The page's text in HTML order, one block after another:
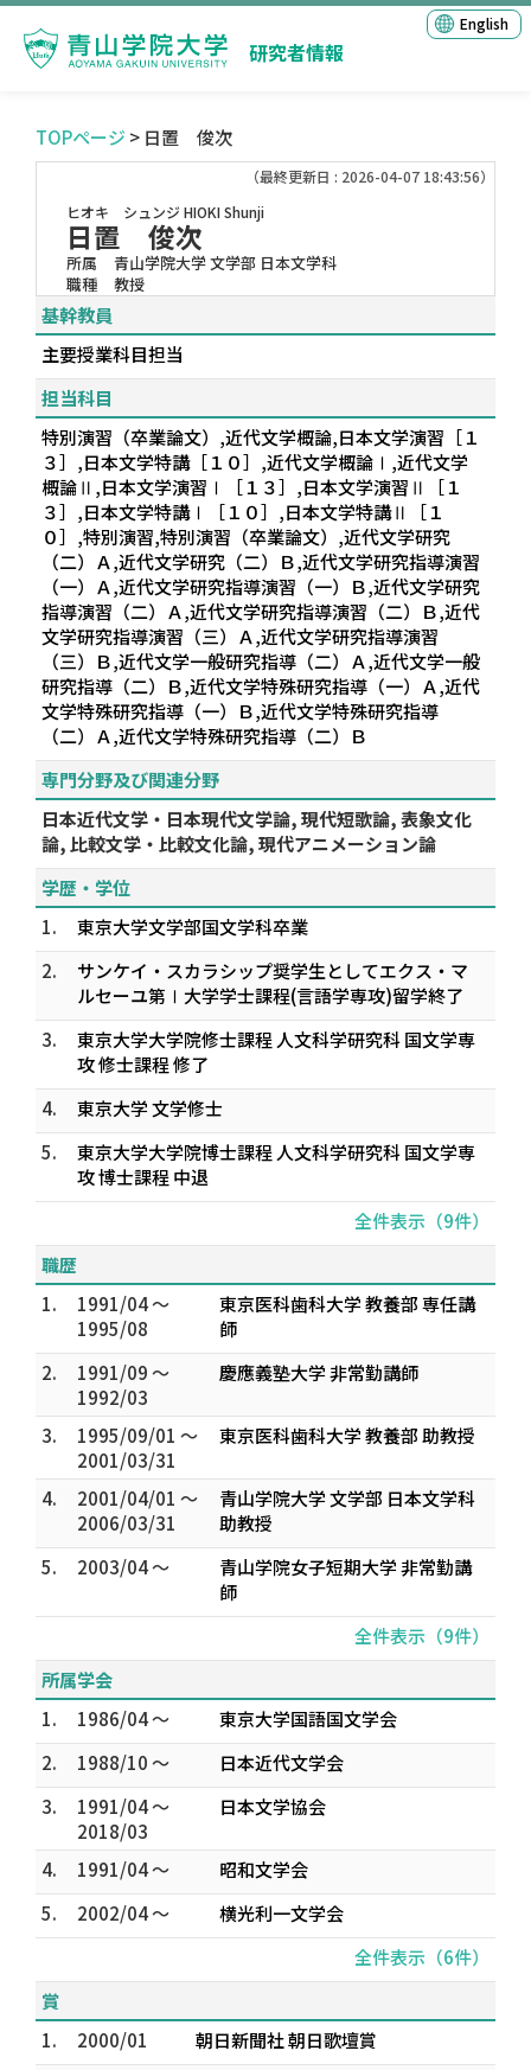
研究者情報
English
TOPページ > 日置 俊次
（最終更新日 : 2026-04-07 18:43:56）
ヒオキ シュンジ HIOKI Shunji
日置 俊次
所属
青山学院大学 文学部 日本文学科
職種
教授
基幹教員
主要授業科目担当
担当科目
特別演習（卒業論文）,近代文学概論,日本文学演習［１
３］,日本文学特講［１０］,近代文学概論Ⅰ,近代文学
概論Ⅱ,日本文学演習Ⅰ［１３］,日本文学演習Ⅱ［１
３］,日本文学特講Ⅰ［１０］,日本文学特講Ⅱ［１
０］,特別演習,特別演習（卒業論文）,近代文学研究
（二）Ａ,近代文学研究（二）Ｂ,近代文学研究指導演習
（一）Ａ,近代文学研究指導演習（一）Ｂ,近代文学研究
指導演習（二）Ａ,近代文学研究指導演習（二）Ｂ,近代
文学研究指導演習（三）Ａ,近代文学研究指導演習
（三）Ｂ,近代文学一般研究指導（二）Ａ,近代文学一般
研究指導（二）Ｂ,近代文学特殊研究指導（一）Ａ,近代
文学特殊研究指導（一）Ｂ,近代文学特殊研究指導
（二）Ａ,近代文学特殊研究指導（二）Ｂ
専門分野及び関連分野
日本近代文学・日本現代文学論, 現代短歌論, 表象文化
論, 比較文学・比較文化論, 現代アニメーション論
学歴・学位
1.
東京大学文学部国文学科卒業
2.
サンケイ・スカラシップ奨学生としてエクス・マ
ルセーユ第Ⅰ大学学士課程(言語学専攻)留学終了
3.
東京大学大学院修士課程 人文科学研究科 国文学専
攻 修士課程 修了
4.
東京大学 文学修士
5.
東京大学大学院博士課程 人文科学研究科 国文学専
攻 博士課程 中退
全件表示（9件）
職歴
1.
1991/04 ～
1995/08
東京医科歯科大学 教養部 専任講
師
2.
1991/09 ～
1992/03
慶應義塾大学 非常勤講師
3.
1995/09/01 ～
2001/03/31
東京医科歯科大学 教養部 助教授
4.
2001/04/01 ～
2006/03/31
青山学院大学 文学部 日本文学科
助教授
5.
2003/04 ～
青山学院女子短期大学 非常勤講
師
全件表示（9件）
所属学会
1.
1986/04 ～
東京大学国語国文学会
2.
1988/10 ～
日本近代文学会
3.
1991/04 ～
2018/03
日本文学協会
4. 1991/04 ～
昭和文学会
5.
2002/04 ～
横光利一文学会
全件表示（6件）
賞
1.
2000/01
朝日新聞社 朝日歌壇賞